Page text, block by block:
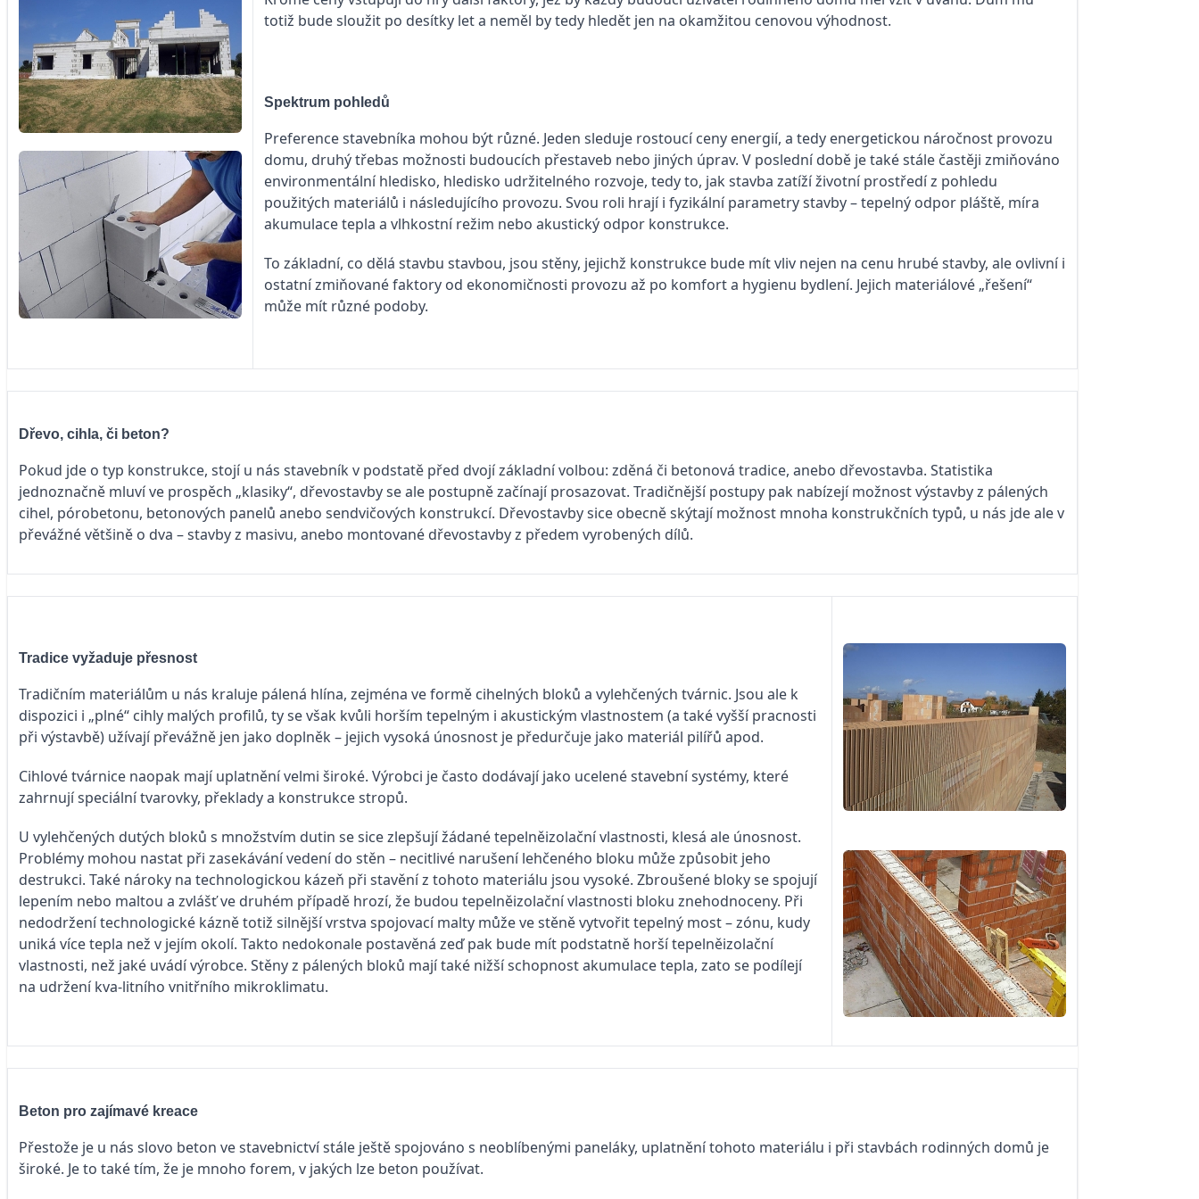
totiž bude sloužit po desítky let a neměl by tedy hledět jen na okamžitou cenovou výhodnost.
Spektrum pohledů
Preference stavebníka mohou být různé. Jeden sleduje rostoucí ceny energií, a tedy energetickou náročnost provozu
domu, druhý třebas možnosti budoucích přestaveb nebo jiných úprav. V poslední době je také stále častěji zmiňováno
environmentální hledisko, hledisko udržitelného rozvoje, tedy to, jak stavba zatíží životní prostředí z pohledu
použitých materiálů i následujícího provozu. Svou roli hrají i fyzikální parametry stavby – tepelný odpor pláště, míra
akumulace tepla a vlhkostní režim nebo akustický odpor konstrukce.
To základní, co dělá stavbu stavbou, jsou stěny, jejichž konstrukce bude mít vliv nejen na cenu hrubé stavby, ale ovlivní i
ostatní zmiňované faktory od ekonomičnosti provozu až po komfort a hygienu bydlení. Jejich materiálové „řešení“
může mít různé podoby.
Dřevo, cihla, či beton?
Pokud jde o typ konstrukce, stojí u nás stavebník v podstatě před dvojí základní volbou: zděná či betonová tradice, anebo dřevostavba. Statistika
jednoznačně mluví ve prospěch „klasiky“, dřevostavby se ale postupně začínají prosazovat. Tradičnější postupy pak nabízejí možnost výstavby z pálených
cihel, pórobetonu, betonových panelů anebo sendvičových konstrukcí. Dřevostavby sice obecně skýtají možnost mnoha konstrukčních typů, u nás jde ale v
převážné většině o dva – stavby z masivu, anebo montované dřevostavby z předem vyrobených dílů.
Tradice vyžaduje přesnost
Tradičním materiálům u nás kraluje pálená hlína, zejména ve formě cihelných bloků a vylehčených tvárnic. Jsou ale k
dispozici i „plné“ cihly malých profilů, ty se však kvůli horším tepelným i akustickým vlastnostem (a také vyšší pracnosti
při výstavbě) užívají převážně jen jako doplněk – jejich vysoká únosnost je předurčuje jako materiál pilířů apod.
Cihlové tvárnice naopak mají uplatnění velmi široké. Výrobci je často dodávají jako ucelené stavební systémy, které
zahrnují speciální tvarovky, překlady a konstrukce stropů.
U vylehčených dutých bloků s množstvím dutin se sice zlepšují žádané tepelněizolační vlastnosti, klesá ale únosnost.
Problémy mohou nastat při zasekávání vedení do stěn – necitlivé narušení lehčeného bloku může způsobit jeho
destrukci. Také nároky na technologickou kázeň při stavění z tohoto materiálu jsou vysoké. Zbroušené bloky se spojují
lepením nebo maltou a zvlášť ve druhém případě hrozí, že budou tepelněizolační vlastnosti bloku znehodnoceny. Při
nedodržení technologické kázně totiž silnější vrstva spojovací malty může ve stěně vytvořit tepelný most – zónu, kudy
uniká více tepla než v jejím okolí. Takto nedokonale postavěná zeď pak bude mít podstatně horší tepelněizolační
vlastnosti, než jaké uvádí výrobce. Stěny z pálených bloků mají také nižší schopnost akumulace tepla, zato se podílejí
na udržení kva-litního vnitřního mikroklimatu.
Beton pro zajímavé kreace
Přestože je u nás slovo beton ve stavebnictví stále ještě spojováno s neoblíbenými paneláky, uplatnění tohoto materiálu i při stavbách rodinných domů je
široké. Je to také tím, že je mnoho forem, v jakých lze beton používat.